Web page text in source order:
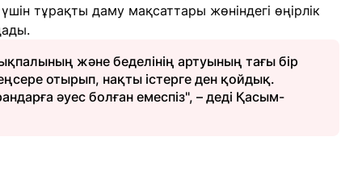
тұрақты даму мақсаттары жөніндегі өңірлік
және беделінің артуының тағы бір
отырып, нақты істерге ден қойдық.
әуес болған емеспіз", – деді Қасым-